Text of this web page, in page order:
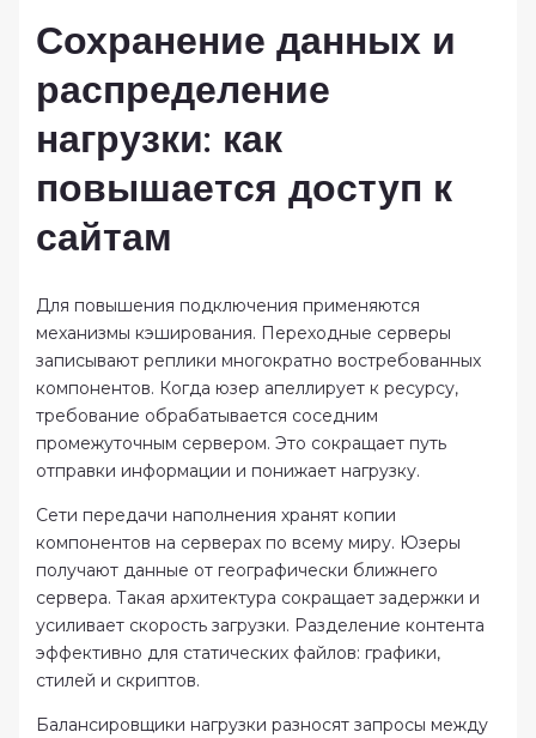
Сохранение данных и
распределение
нагрузки: как
повышается доступ к
сайтам
Для повышения подключения применяются
механизмы кэширования. Переходные серверы
записывают реплики многократно востребованных
компонентов. Когда юзер апеллирует к ресурсу,
требование обрабатывается соседним
промежуточным сервером. Это сокращает путь
отправки информации и понижает нагрузку.
Сети передачи наполнения хранят копии
компонентов на серверах по всему миру. Юзеры
получают данные от географически ближнего
сервера. Такая архитектура сокращает задержки и
усиливает скорость загрузки. Разделение контента
эффективно для статических файлов: графики,
стилей и скриптов.
Балансировщики нагрузки разносят запросы между